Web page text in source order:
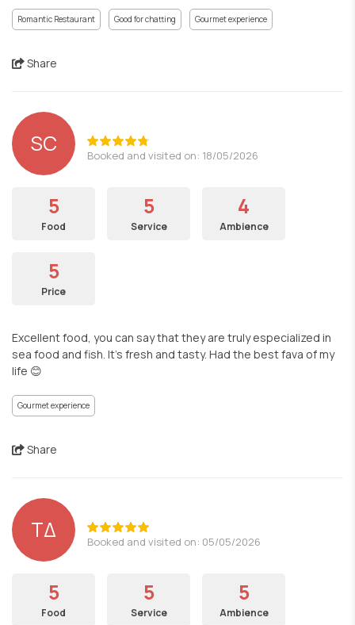
Romantic Restaurant Good for chatting Gourmet experience
Share
SC Booked and visited on: 18/05/2026
5
Food
5
Service
4
Ambience
5
Price
Excellent food, you can say that they are truly especialized in
sea food and fish. It’s fresh and tasty. Had the best fava of my
life 😊
Gourmet experience
Share
ΤΔ Booked and visited on: 05/05/2026
5
Food
5
Service
5
Ambience